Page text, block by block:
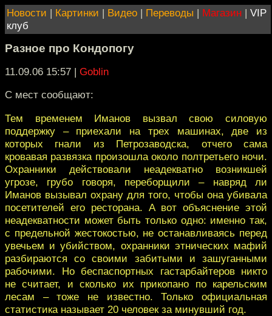
Новости | Картинки | Видео | Переводы | Магазин | VIP
клуб
Разное про Кондопогу
11.09.06 15:57 | Goblin
С мест сообщают:
Тем временем Иманов вызвал свою силовую
поддержку – приехали на трех машинах, две из
которых гнали из Петрозаводска, отчего сама
кровавая развязка произошла около полтретьего ночи.
Охранники действовали неадекватно возникшей
угрозе, грубо говоря, переборщили – навряд ли
Иманов вызывал охрану для того, чтобы она убивала
посетителей его ресторана. А вот объяснение этой
неадекватности может быть только одно: именно так,
с предельной жестокостью, не останавливаясь перед
увечьем и убийством, охранники этнических мафий
разбираются со своими забитыми и зашуганными
рабочими. Но беспаспортных гастарбайтеров никто
не считает, и сколько их прикопано по карельским
лесам – тоже не известно. Только официальная
статистика называет 20 человек за минувший год.